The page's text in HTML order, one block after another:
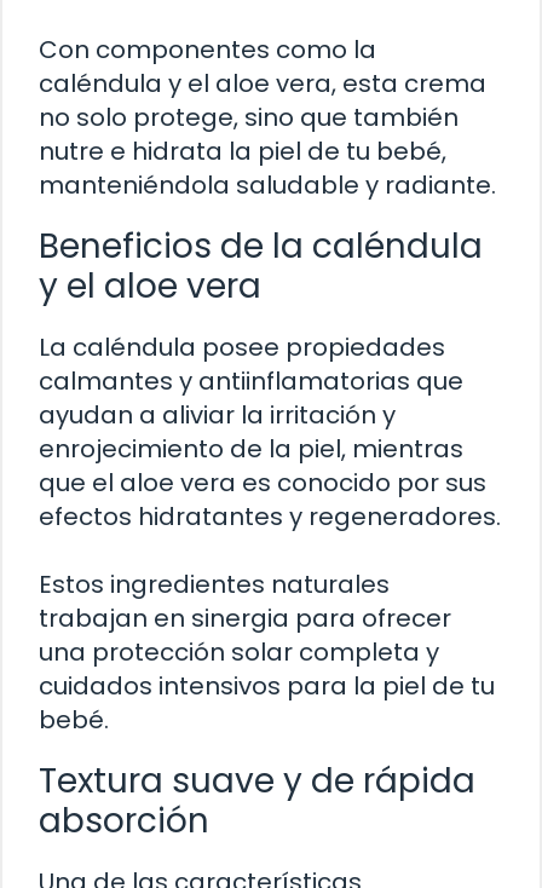
Con componentes como la
caléndula y el aloe vera, esta crema
no solo protege, sino que también
nutre e hidrata la piel de tu bebé,
manteniéndola saludable y radiante.
Beneficios de la caléndula
y el aloe vera
La caléndula posee propiedades
calmantes y antiinflamatorias que
ayudan a aliviar la irritación y
enrojecimiento de la piel, mientras
que el aloe vera es conocido por sus
efectos hidratantes y regeneradores.
Estos ingredientes naturales
trabajan en sinergia para ofrecer
una protección solar completa y
cuidados intensivos para la piel de tu
bebé.
Textura suave y de rápida
absorción